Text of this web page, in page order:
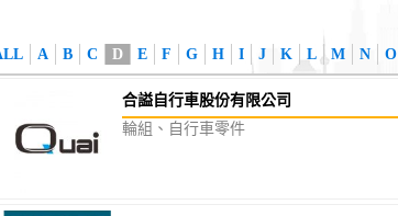
A B C D E F G H I J K L M N O
合謚自行車股份有限公司
輪組、自行車零件